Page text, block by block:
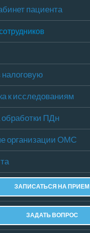
пациента
налоговую
к исследованиям
ПДн
организации ОМС
ЗАПИСАТЬСЯ НА ПРИЕМ
ЗАДАТЬ ВОПРОС